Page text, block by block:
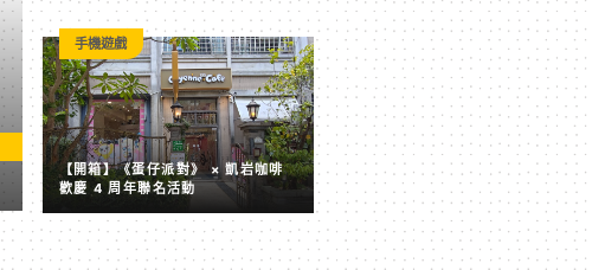
【開箱】《蛋仔派對》 × 凱岩咖啡 歡慶 4 周年聯名活動
【開箱】《蛋仔派對》 × 凱岩咖啡
歡慶 4 周年聯名活動
手機遊戲